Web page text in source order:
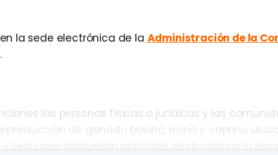
la sede electrónica de la Administración de la
las personas físicas o jurídicas y las
de ganado bovino, ovino y caprino
León, que adquieran animales destinados a la